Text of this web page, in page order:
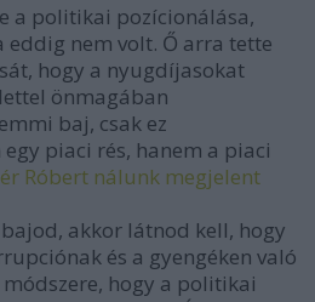
a politikai pozícionálása,
eddig nem volt. Ő arra tette
hogy a nyugdíjasokat
önmagában
baj, csak ez
piaci rés, hanem a piaci
Róbert nálunk megjelent
akkor látnod kell, hogy
és a gyengéken való
hogy a politikai